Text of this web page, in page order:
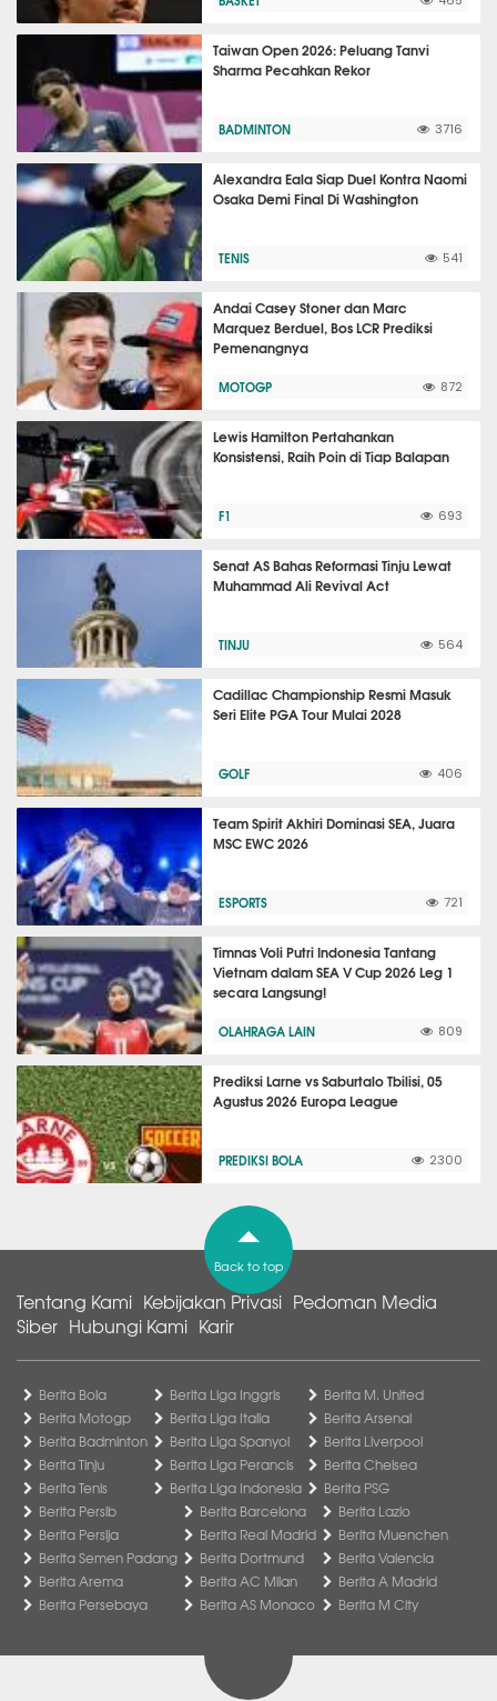
Taiwan Open 2026: Peluang Tanvi
Sharma Pecahkan Rekor
BADMINTON 3716
Alexandra Eala Siap Duel Kontra Naomi
Osaka Demi Final Di Washington
TENIS 541
Andai Casey Stoner dan Marc
Marquez Berduel, Bos LCR Prediksi
Pemenangnya
MOTOGP 872
Lewis Hamilton Pertahankan
Konsistensi, Raih Poin di Tiap Balapan
F1 693
Senat AS Bahas Reformasi Tinju Lewat
Muhammad Ali Revival Act
TINJU 564
Cadillac Championship Resmi Masuk
Seri Elite PGA Tour Mulai 2028
GOLF 406
Team Spirit Akhiri Dominasi SEA, Juara
MSC EWC 2026
ESPORTS 721
Timnas Voli Putri Indonesia Tantang
Vietnam dalam SEA V Cup 2026 Leg 1
secara Langsung!
OLAHRAGA LAIN 809
Prediksi Larne vs Saburtalo Tbilisi, 05
Agustus 2026 Europa League
PREDIKSI BOLA 2300
Back to top
Tentang Kami Kebijakan Privasi Pedoman Media
Siber Hubungi Kami Karir
Berita Bola
Berita Motogp
Berita Badminton
Berita Tinju
Berita Tenis
Berita Liga Inggris
Berita Liga Italia
Berita Liga Spanyol
Berita Liga Perancis
Berita Liga Indonesia
Berita M. United
Berita Arsenal
Berita Liverpool
Berita Chelsea
Berita PSG
Berita Persib
Berita Persija
Berita Semen Padang
Berita Arema
Berita Persebaya
Berita Barcelona
Berita Real Madrid
Berita Dortmund
Berita AC Milan
Berita AS Monaco
Berita Lazio
Berita Muenchen
Berita Valencia
Berita A Madrid
Berita M City